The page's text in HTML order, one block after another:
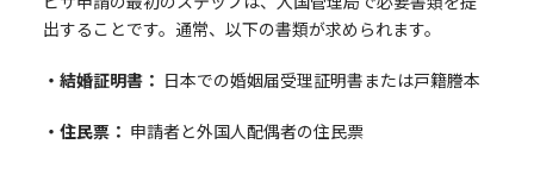
出することです。通常、以下の書類が求められます。
・結婚証明書： 日本での婚姻届受理証明書または戸籍謄本
・住民票： 申請者と外国人配偶者の住民票